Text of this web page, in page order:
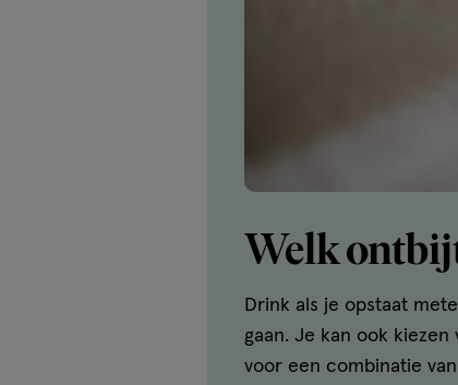
Welk
Drink als je opstaat
gaan. Je kan ook
voor een combinatie